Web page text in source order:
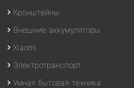
Кронштейны
Внешние аккумуляторы
Xiaomi
Электротранспорт
Умная бытовая техника